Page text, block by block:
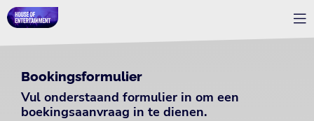
Bookingsformulier
Vul onderstaand formulier in om een
boekingsaanvraag in te dienen.